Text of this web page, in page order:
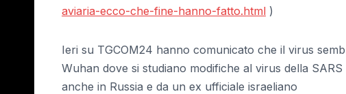
aviaria-ecco-che-fine-hanno-fatto.html )
Ieri su TGCOM24 hanno comunicato che il virus
Wuhan dove si studiano modifiche al virus della
anche in Russia e da un ex ufficiale israeliano